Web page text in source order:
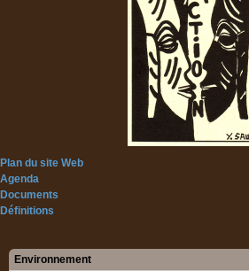
Plan du site Web
Agenda
Documents
Définitions
Environnement